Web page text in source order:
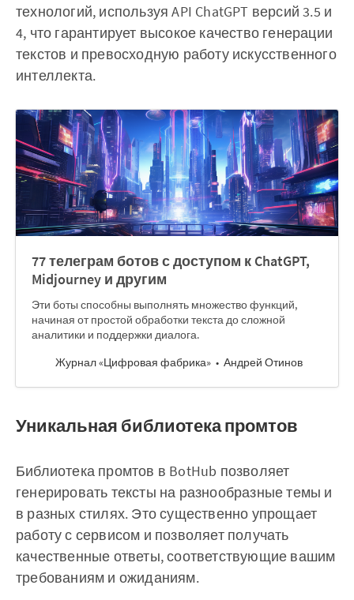
технологий, используя API ChatGPT версий 3.5 и
4, что гарантирует высокое качество генерации
текстов и превосходную работу искусственного
интеллекта.
77 телеграм ботов с доступом к ChatGPT,
Midjourney и другим
Эти боты способны выполнять множество функций,
начиная от простой обработки текста до сложной
аналитики и поддержки диалога.
Журнал «Цифровая фабрика»
Андрей Отинов
Уникальная библиотека промтов
Библиотека промтов в BotHub позволяет
генерировать тексты на разнообразные темы и
в разных стилях. Это существенно упрощает
работу с сервисом и позволяет получать
качественные ответы, соответствующие вашим
требованиям и ожиданиям.